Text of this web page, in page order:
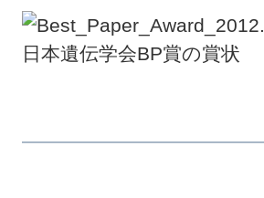
日本遺伝学会BP賞の賞状